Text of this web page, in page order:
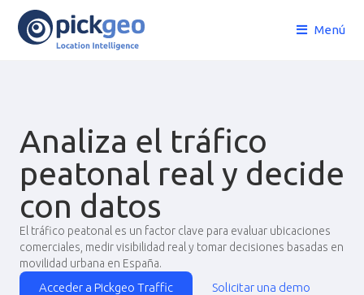
Menú
Analiza el tráfico
peatonal real y decide
con datos
El tráfico peatonal es un factor clave para evaluar ubicaciones
comerciales, medir visibilidad real y tomar decisiones basadas en
movilidad urbana en España.
Acceder a Pickgeo Traffic Solicitar una demo